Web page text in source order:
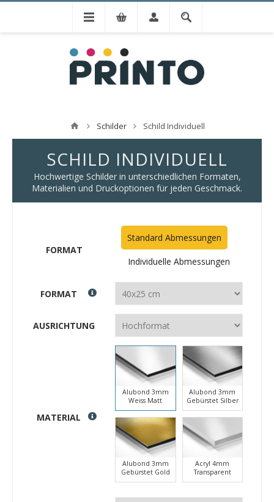
Schilder Schild Individuell
SCHILD INDIVIDUELL
Hochwertige Schilder in unterschiedlichen Formaten,
Materialien und Druckoptionen für jeden Geschmack.
FORMAT
Standard Abmessungen
Individuelle Abmessungen
FORMAT
AUSRICHTUNG
MATERIAL
Alubond 3mm
Weiss Matt
Alubond 3mm
Gebürstet Silber
Alubond 3mm
Gebürstet Gold
Acryl 4mm
Transparent